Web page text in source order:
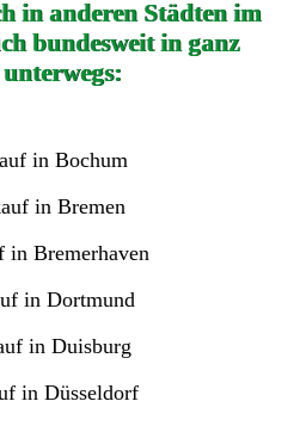
in anderen Städten im
bundesweit in ganz
in Bochum
in Bremen
in Bremerhaven
in Dortmund
in Duisburg
in Düsseldorf